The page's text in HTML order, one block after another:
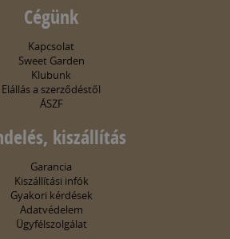
Cégünk
Kapcsolat
Sweet Garden
Klubunk
Elállás a szerződéstől
ÁSZF
kiszállítás
Garancia
Kiszállítási infók
Gyakori kérdések
Adatvédelem
Ügyfélszolgálat